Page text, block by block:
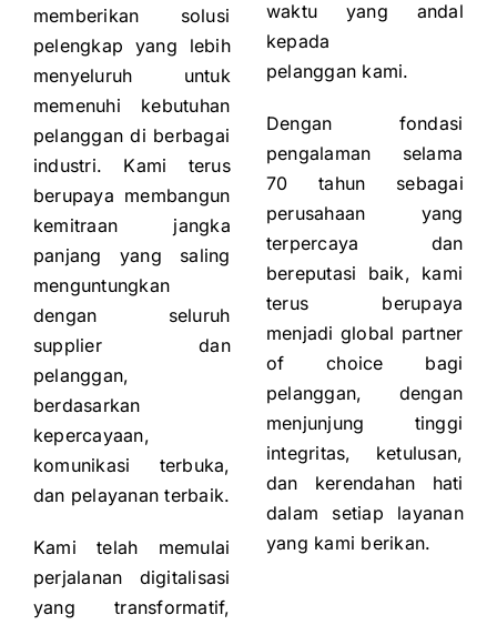
memberikan solusi
pelengkap yang lebih
menyeluruh untuk
memenuhi kebutuhan
pelanggan di berbagai
industri. Kami terus
berupaya membangun
kemitraan jangka
panjang yang saling
menguntungkan
dengan seluruh
supplier dan
pelanggan,
berdasarkan
kepercayaan,
komunikasi terbuka,
dan pelayanan terbaik.
Kami telah memulai
perjalanan digitalisasi
yang transformatif,
waktu yang andal
kepada
pelanggan kami.
Dengan fondasi
pengalaman selama
70 tahun sebagai
perusahaan yang
terpercaya dan
bereputasi baik, kami
terus berupaya
menjadi global partner
of choice bagi
pelanggan, dengan
menjunjung tinggi
integritas, ketulusan,
dan kerendahan hati
dalam setiap layanan
yang kami berikan.